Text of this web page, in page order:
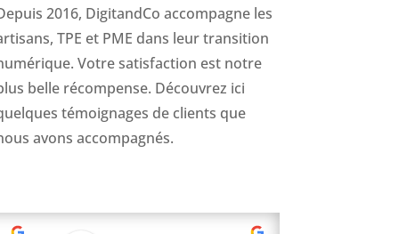
2016, DigitandCo accompagne les
TPE et PME dans leur transition
Votre satisfaction est notre
belle récompense. Découvrez ici
témoignages de clients que
avons accompagnés.